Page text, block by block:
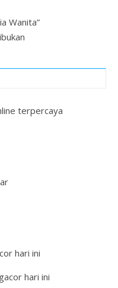
Wanita”
terpercaya
hari ini
gacor hari ini